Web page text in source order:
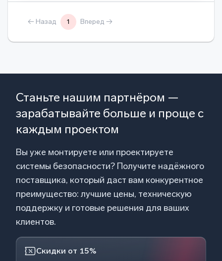
← Назад 1 Вперед →
Станьте нашим партнёром —
зарабатывайте больше и проще с
каждым проектом
Вы уже монтируете или проектируете
системы безопасности? Получите надёжного
поставщика, который даст вам конкурентное
преимущество: лучшие цены, техническую
поддержку и готовые решения для ваших
клиентов.
Скидки от 15%